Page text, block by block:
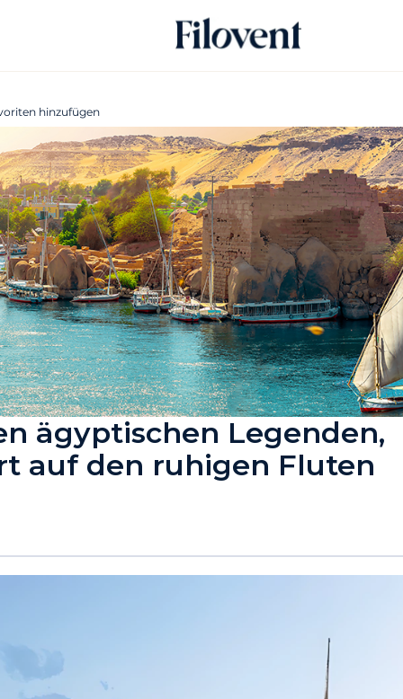
hinzufügen
ägyptischen Legenden,
auf den ruhigen Fluten